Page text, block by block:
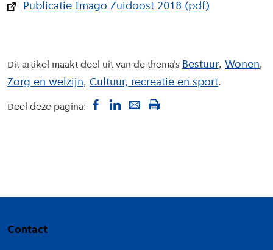
Publicatie Imago Zuidoost 2018 (pdf)
Dit artikel maakt deel uit van de thema’s Bestuur Wonen
Zorg en welzijn Cultuur, recreatie en sport
Deel deze pagina:
Contact